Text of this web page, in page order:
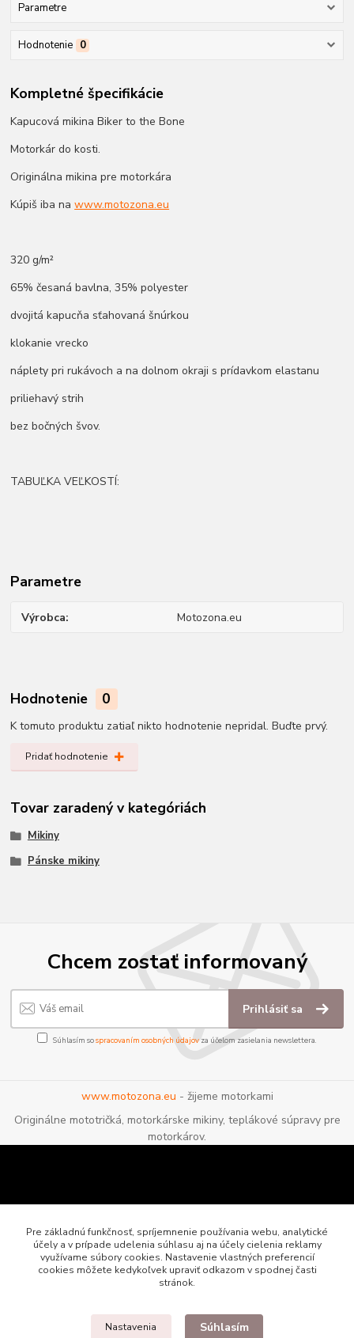
Parametre
Hodnotenie 0
Kompletné špecifikácie
Kapucová mikina Biker to the Bone
Motorkár do kosti.
Originálna mikina pre motorkára
Kúpiš iba nawww.motozona.eu
320 g/m²
65% česaná bavlna, 35% polyester
dvojitá kapucňa sťahovaná šnúrkou
klokanie vrecko
náplety pri rukávoch a na dolnom okraji s prídavkom elastanu
priliehavý strih
bez bočných švov.
TABUĽKA VEĽKOSTÍ:
Parametre
Výrobca Motozona.eu
Hodnotenie 0
K tomuto produktu zatiaľ nikto hodnotenie nepridal. Buďte prvý.
Pridať hodnotenie
Tovar zaradený v kategóriách
Mikiny
Pánske mikiny
Chcem zostať informovaný
Prihlásiť sa
Súhlasím sospracovaním osobných údajov za účelom zasielania newslettera.
www.motozona.eu - žijeme motorkami
Originálne mototričká, motorkárske mikiny, teplákové súpravy pre
motorkárov.
Pre základnú funkčnosť, spríjemnenie používania webu, analytické
účely a v prípade udelenia súhlasu aj na účely cielenia reklamy
využívame súbory cookies. Nastavenie vlastných preferencií
cookies môžete kedykoľvek upraviť odkazom v spodnej časti
stránok.
Nastavenia Súhlasím